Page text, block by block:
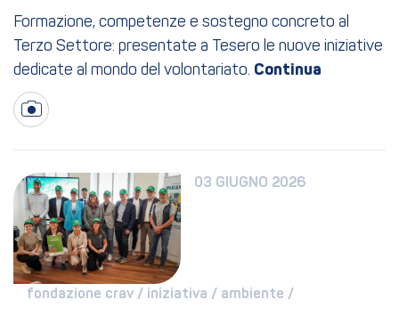
Formazione, competenze e sostegno concreto al
Terzo Settore: presentate a Tesero le nuove iniziative
dedicate al mondo del volontariato.
03 GIUGNO 2026
fondazione crav / iniziativa / ambiente /